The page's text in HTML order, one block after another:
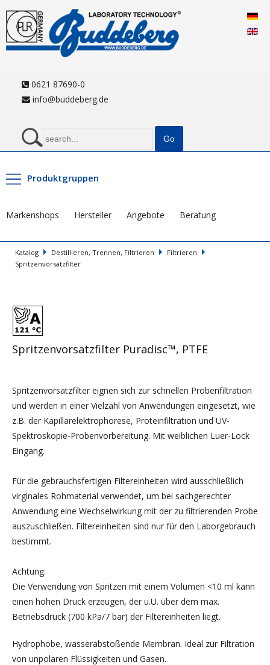
0621 87690-0
info@buddeberg.de
Produktgruppen
Markenshops Hersteller Angebote Beratung
Katalog Destillieren, Trennen, Filtrieren
Filtrieren
Spritzenvorsatzfilter
Spritzenvorsatzfilter Puradisc™, PTFE
Spritzenvorsatzfilter eignen sich zur schnellen Probenfiltration
und werden in einer Vielzahl von Anwendungen eingesetzt, wie
z.B. der Kapillarelektrophorese, Proteinfiltration und UV-
Spektroskopie-Probenvorbereitung. Mit weiblichen Luer-Lock
Eingang.
Für die gebrauchsfertigen Filtereinheiten wird ausschließlich
virginales Rohmaterial verwendet, um bei sachgerechter
Anwendung eine Wechselwirkung mit der zu filtrierenden Probe
auszuschließen. Filtereinheiten sind nur für den Laborgebrauch
bestimmt.
Achtung:
Die Verwendung von Spritzen mit einem Volumen <10 ml kann
einen hohen Druck erzeugen, der u.U. über dem max.
Betriebsdruck (700 kPa/7 bar) der Filtereinheiten liegt.
Hydrophobe, wasserabstoßende Membran. Ideal zur Filtration
von unpolaren Flüssigkeiten und Gasen.